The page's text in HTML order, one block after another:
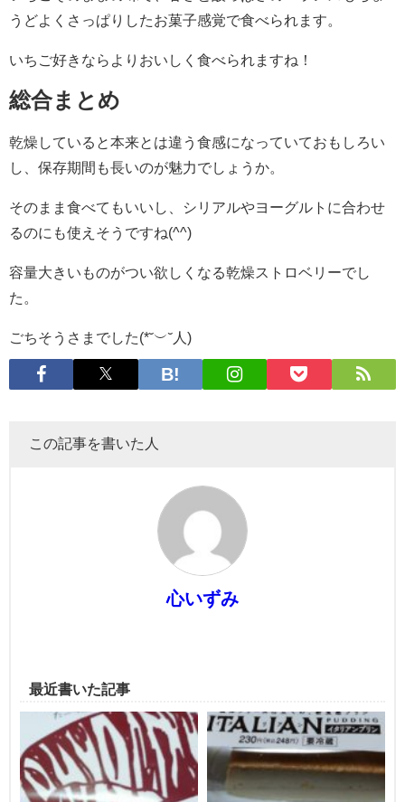
うどよくさっぱりしたお菓子感覚で食べられます。
いちご好きならよりおいしく食べられますね！
総合まとめ
乾燥していると本来とは違う食感になっていておもしろい
し、保存期間も長いのが魅力でしょうか。
そのまま食べてもいいし、シリアルやヨーグルトに合わせ
るのにも使えそうですね(^^)
容量大きいものがつい欲しくなる乾燥ストロベリーでし
た。
ごちそうさまでした(*˘︶˘人)
この記事を書いた人
心いずみ
最近書いた記事